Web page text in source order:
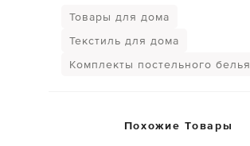
Товары для дома
Текстиль для дома
Комплекты постельного белья
Похожие Товары